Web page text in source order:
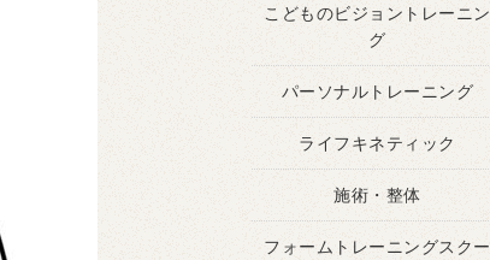
こどものビジョントレーニン
グ
パーソナルトレーニング
ライフキネティック
施術・整体
フォームトレーニングスクー